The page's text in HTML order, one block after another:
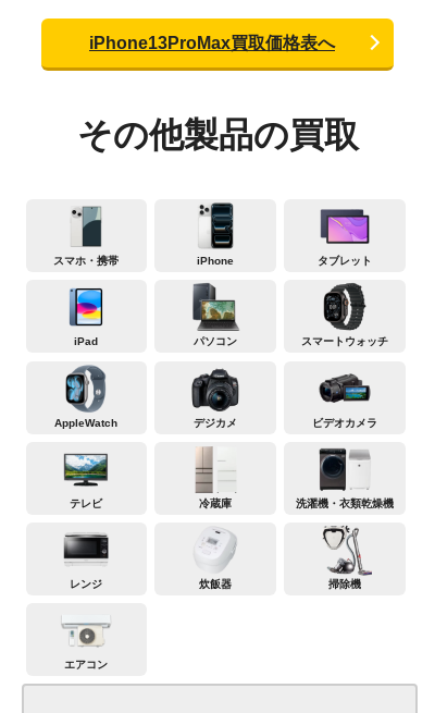
iPhone13ProMax買取価格表へ
その他製品の買取
スマホ・携帯 iPhone タブレット
iPad パソコン スマートウォッチ
AppleWatch デジカメ ビデオカメラ
テレビ 冷蔵庫 洗濯機・衣類乾燥機
レンジ 炊飯器 掃除機
エアコン